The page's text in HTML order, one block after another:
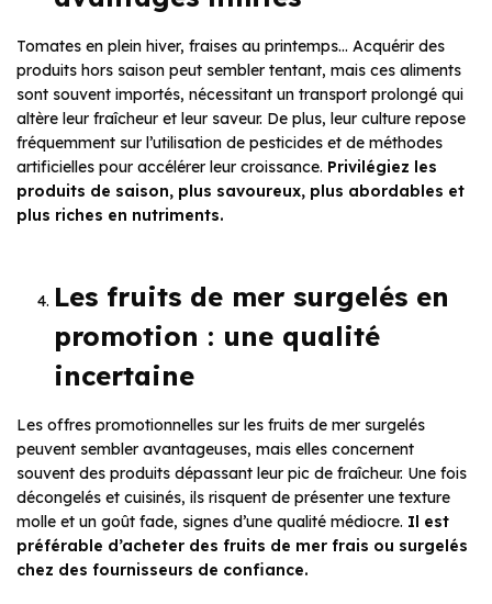
Tomates en plein hiver, fraises au printemps… Acquérir des
produits hors saison peut sembler tentant, mais ces aliments
sont souvent importés, nécessitant un transport prolongé qui
altère leur fraîcheur et leur saveur. De plus, leur culture repose
fréquemment sur l’utilisation de pesticides et de méthodes
artificielles pour accélérer leur croissance. Privilégiez les
produits de saison, plus savoureux, plus abordables et
plus riches en nutriments.
Les fruits de mer surgelés en
promotion : une qualité
incertaine
Les offres promotionnelles sur les fruits de mer surgelés
peuvent sembler avantageuses, mais elles concernent
souvent des produits dépassant leur pic de fraîcheur. Une fois
décongelés et cuisinés, ils risquent de présenter une texture
molle et un goût fade, signes d’une qualité médiocre. Il est
préférable d’acheter des fruits de mer frais ou surgelés
chez des fournisseurs de confiance.